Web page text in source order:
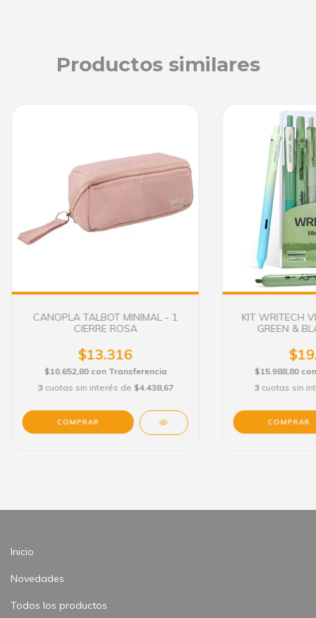
Productos similares
CANOPLA TALBOT MINIMAL - 1
CIERRE ROSA
$13.316
$10.652,80 con Transferencia
3 cuotas sin interés de $4.438,67
COMPRAR
KIT WRITECH
GREEN &
$15.988,80 con
3 cuotas sin
Inicio
Novedades
Todos los productos